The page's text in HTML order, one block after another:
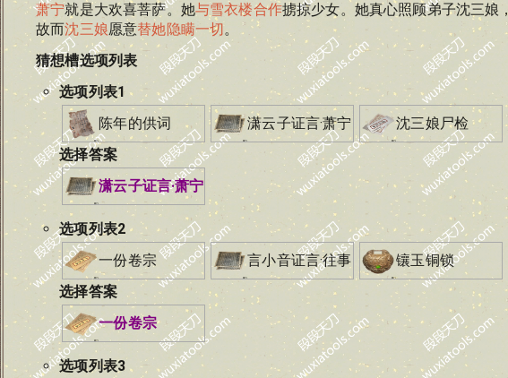
萧宁就是大欢喜菩萨。她与雪衣楼合作掳掠少女。她真心照顾弟子沈三娘，
故而沈三娘愿意替她隐瞒一切。
猜想槽选项列表
选项列表1
陈年的供词
潇云子证言·萧宁
沈三娘尸检
选择答案
潇云子证言·萧宁
选项列表2
一份卷宗
言小音证言·往事
镶玉铜锁
选择答案
一份卷宗
选项列表3